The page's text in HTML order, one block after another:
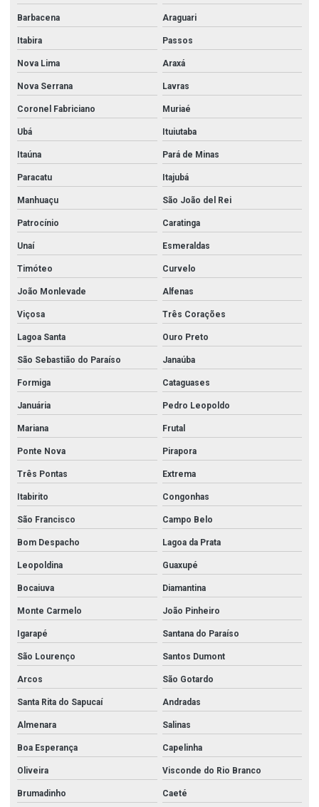
Barbacena Araguari
Itabira Passos
Nova Lima Araxá
Nova Serrana Lavras
Coronel Fabriciano Muriaé
Ubá Ituiutaba
Itaúna Pará de Minas
Paracatu Itajubá
Manhuaçu São João del Rei
Patrocínio Caratinga
Unaí Esmeraldas
Timóteo Curvelo
João Monlevade Alfenas
Viçosa Três Corações
Lagoa Santa Ouro Preto
São Sebastião do Paraíso Janaúba
Formiga Cataguases
Januária Pedro Leopoldo
Mariana Frutal
Ponte Nova Pirapora
Três Pontas Extrema
Itabirito Congonhas
São Francisco Campo Belo
Bom Despacho Lagoa da Prata
Leopoldina Guaxupé
Bocaiuva Diamantina
Monte Carmelo João Pinheiro
Igarapé Santana do Paraíso
São Lourenço Santos Dumont
Arcos São Gotardo
Santa Rita do Sapucaí Andradas
Almenara Salinas
Boa Esperança Capelinha
Oliveira Visconde do Rio Branco
Brumadinho Caeté